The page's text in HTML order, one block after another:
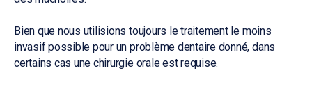
Bien que nous utilisions toujours le traitement le moins
invasif possible pour un problème dentaire donné, dans
certains cas une chirurgie orale est requise.